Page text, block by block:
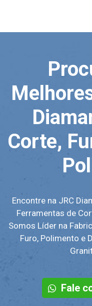
Corte,
Encontre na JRC
Ferramentas de
Somos Líder na
Furo, Polimento e
Fale